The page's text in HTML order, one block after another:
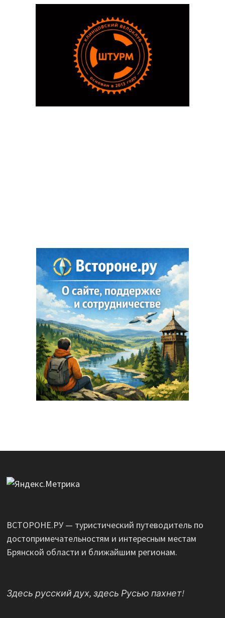
ВСТОРОНЕ.РУ — туристический путеводитель по
достопримечательностям и интересным местам
Брянской области и ближайшим регионам.
Здесь русский дух, здесь Русью пахнет!